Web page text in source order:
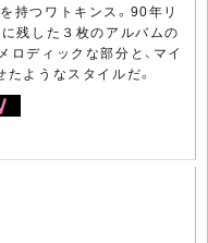
持つワトキンス。90年リ
残した３枚のアルバムの
ロディックな部分と、マイ
ようなスタイルだ。